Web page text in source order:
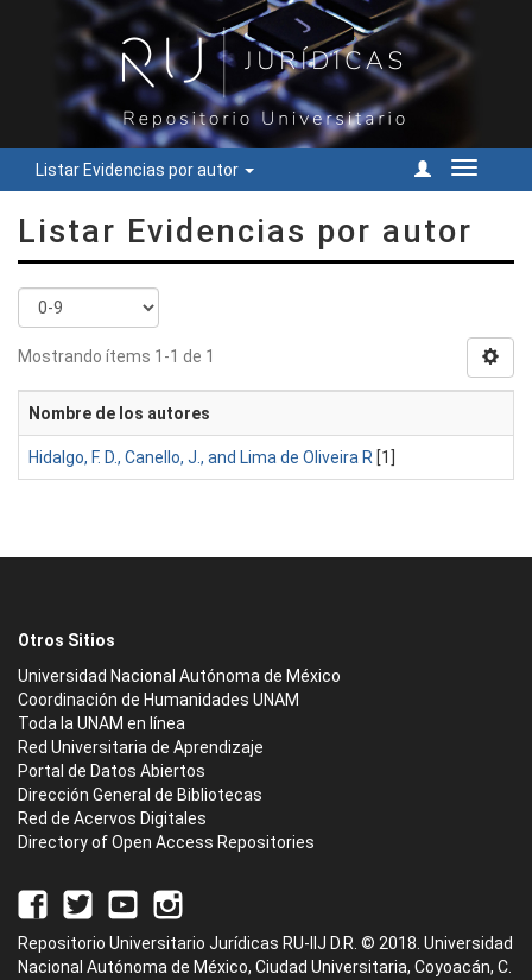
Listar Evidencias por autor
Cambiar
Listar Evidencias por autor
Mostrando ítems 1-1 de 1
Nombre de los autores
Hidalgo, F. D., Canello, J., and Lima de Oliveira R [1]
Otros Sitios
Universidad Nacional Autónoma de México
Coordinación de Humanidades UNAM
Toda la UNAM en línea
Red Universitaria de Aprendizaje
Portal de Datos Abiertos
Dirección General de Bibliotecas
Red de Acervos Digitales
Directory of Open Access Repositories
Repositorio Universitario Jurídicas RU-IIJ D.R. © 2018. Universidad
Nacional Autónoma de México, Ciudad Universitaria, Coyoacán, C.